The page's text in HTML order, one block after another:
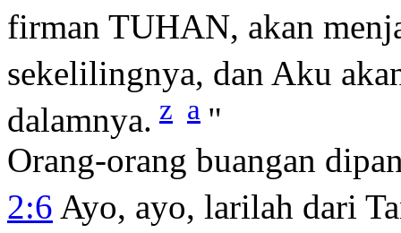
firman TUHAN, akan
sekelilingnya, dan Aku
dalamnya. z a "
Orang-orang buangan
2:6 Ayo, ayo, larilah dari